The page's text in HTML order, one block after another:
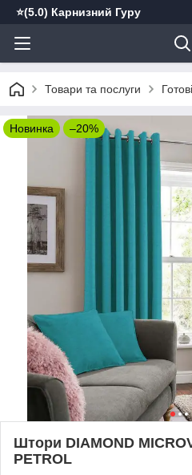
⭐️(5.0) Карнизний Гуру
Товари та послуги
Новинка –20%
Штори DIAMOND
PETROL